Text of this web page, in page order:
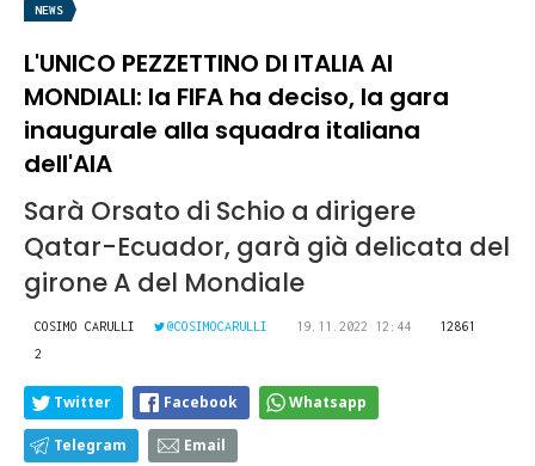
NEWS
L'UNICO PEZZETTINO DI ITALIA AI
MONDIALI: la FIFA ha deciso, la gara
inaugurale alla squadra italiana
dell'AIA
Sarà Orsato di Schio a dirigere
Qatar-Ecuador, garà già delicata del
girone A del Mondiale
COSIMO CARULLI @COSIMOCARULLI 19.11.2022 12:44
12861
2
Twitter Facebook Whatsapp
Telegram Email